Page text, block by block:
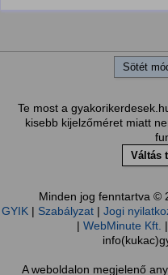
Sötét
Te most a
kisebb kijelzőméret miatt
Váltás
Minden jog fenntartva ©
GYIK| Szabályzat| Jogi
| WebMinute Kft. |
A weboldalon megjelenő